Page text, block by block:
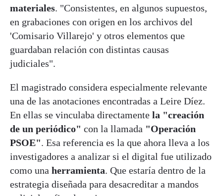
materiales. "Consistentes, en algunos supuestos,
en grabaciones con origen en los archivos del
'Comisario Villarejo' y otros elementos que
guardaban relación con distintas causas
judiciales".
El magistrado considera especialmente relevante
una de las anotaciones encontradas a Leire Díez.
En ellas se vinculaba directamente la "creación
de un periódico" con la llamada "Operación
PSOE". Esa referencia es la que ahora lleva a los
investigadores a analizar si el digital fue utilizado
como una herramienta. Que estaría dentro de la
estrategia diseñada para desacreditar a mandos